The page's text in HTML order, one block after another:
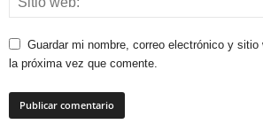
Guardar mi nombre, correo electrónico y sitio
la próxima vez que comente.